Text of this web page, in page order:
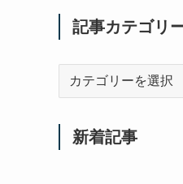
記事カテゴリ
ゴ
新着記事